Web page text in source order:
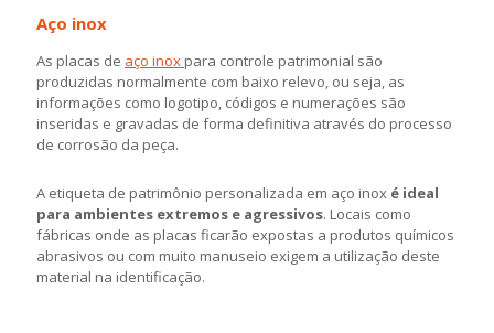
Aço inox
As placas de aço inox para controle patrimonial são
produzidas normalmente com baixo relevo, ou seja, as
informações como logotipo, códigos e numerações são
inseridas e gravadas de forma definitiva através do processo
de corrosão da peça.
A etiqueta de patrimônio personalizada em aço inox é ideal
para ambientes extremos e agressivos. Locais como
fábricas onde as placas ficarão expostas a produtos químicos
abrasivos ou com muito manuseio exigem a utilização deste
material na identificação.